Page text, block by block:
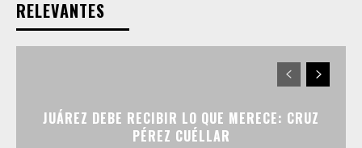
RELEVANTES
JUÁREZ DEBE RECIBIR LO QUE MERECE: CRUZ
PÉREZ CUÉLLAR